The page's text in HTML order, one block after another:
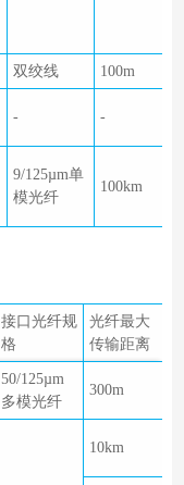
双绞线 100m
- -
9/125µm单
模光纤
100km
接口光纤规
格
光纤最大
传输距离
50/125µm
多模光纤
300m
10km